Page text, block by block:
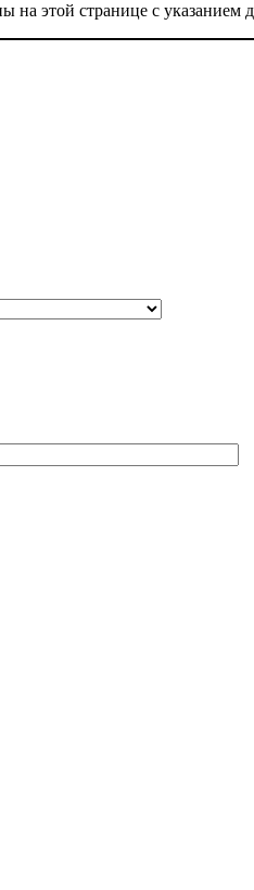
этой странице с указанием